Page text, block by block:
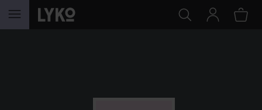
HOPPA TILL INNEHÅLLET